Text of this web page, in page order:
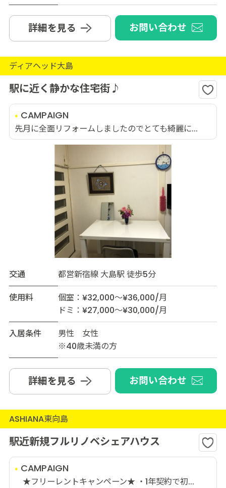
詳細を見る お問い合わせ
ディアヘッド大島
駅に近く静かな住宅街♪
CAMPAIGN
先月に全面リフォームしましたのでとても綺麗に...
交通
都営新宿線 大島駅 徒歩5分
使用料
個室：¥32,000～¥36,000/月
ドミ：¥27,000～¥30,000/月
入居条件
男性 女性
※40歳未満の方
詳細を見る お問い合わせ
ASHIANA東向島
駅近新規フルリノベシェアハウス
CAMPAIGN
★フリーレントキャンペーン★ ・1年契約で初...